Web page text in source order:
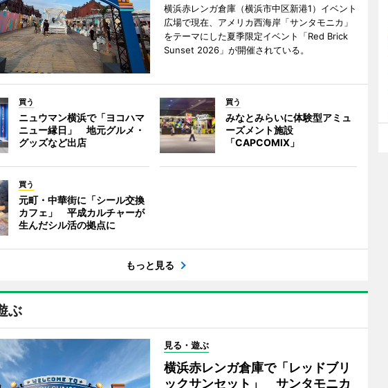
横浜赤レンガ倉庫（横浜市中区新港1）イベント
広場で現在、アメリカ西海岸「サンタモニカ」
をテーマにした夏季限定イベント「Red Brick
Sunset 2026」が開催されている。
買う
ニュウマン横浜で「ヨコハマ
ニュー縁日」 地元グルメ・
グッズなど出店
買う
みなとみらいに体験型アミュ
ーズメント施設
「CAPCOMIX」
買う
元町・中華街に「シール交換
カフェ」 平成カルチャーが
生んだシル活の拠点に
もっと見る
ぶ
見る・遊ぶ
横浜赤レンガ倉庫で「レッドブリ
ックサンセット」 サンタモニカ